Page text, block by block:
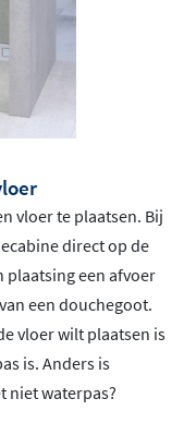
vloer te plaatsen. Bij
direct op de
plaatsing een afvoer
een douchegoot.
vloer wilt plaatsen is
is. Anders is
niet waterpas?